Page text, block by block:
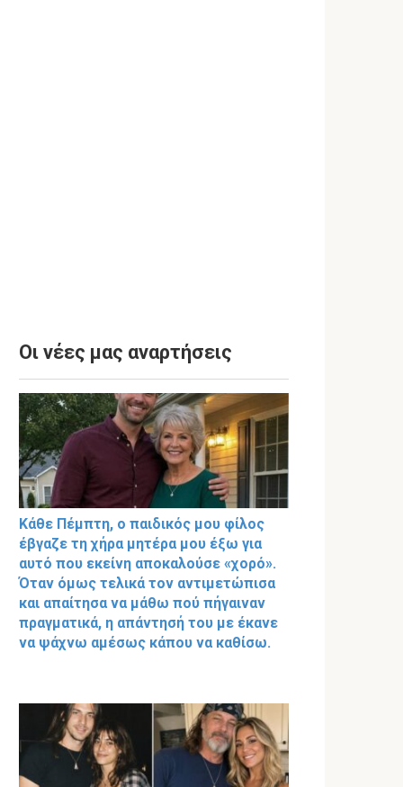
Οι νέες μας αναρτήσεις
Κάθε Πέμπτη, ο παιδικός μου φίλος
έβγαζε τη χήρα μητέρα μου έξω για
αυτό που εκείνη αποκαλούσε «χορό».
Όταν όμως τελικά τον αντιμετώπισα
και απαίτησα να μάθω πού πήγαιναν
πραγματικά, η απάντησή του με έκανε
να ψάχνω αμέσως κάπου να καθίσω.